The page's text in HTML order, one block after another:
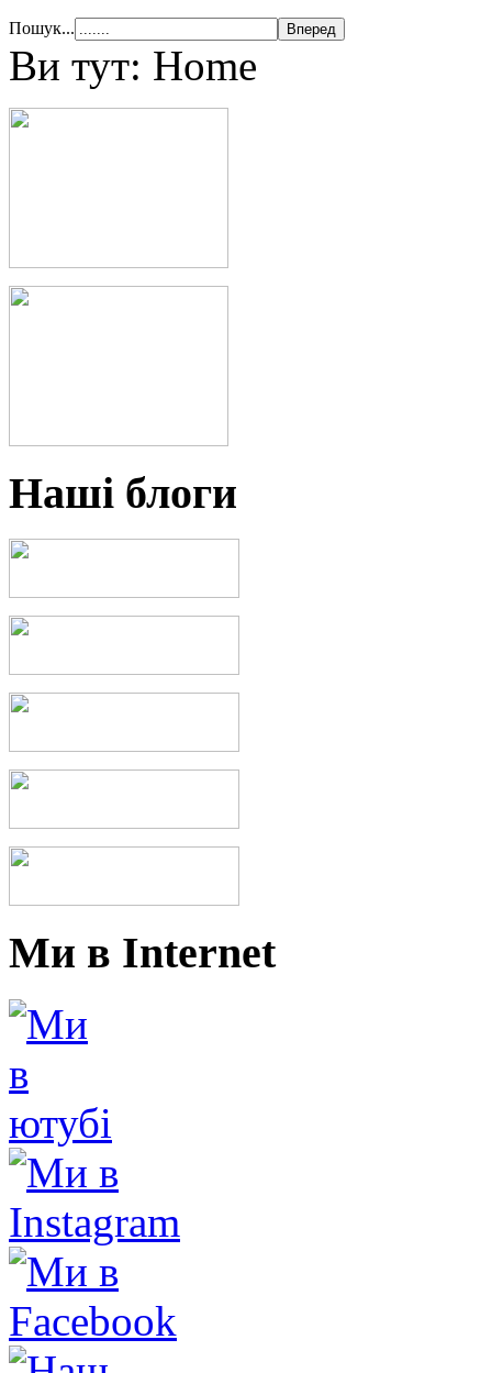
Пошук...
Ви тут: Home
Наші блоги
Ми в Internet